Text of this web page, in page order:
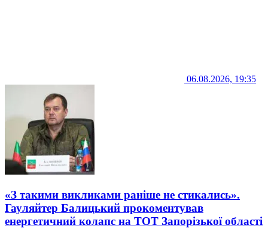
06.08.2026, 19:35
«З такими викликами раніше не стикались».
Гауляйтер Балицький прокоментував
енергетичний колапс на ТОТ Запорізької області